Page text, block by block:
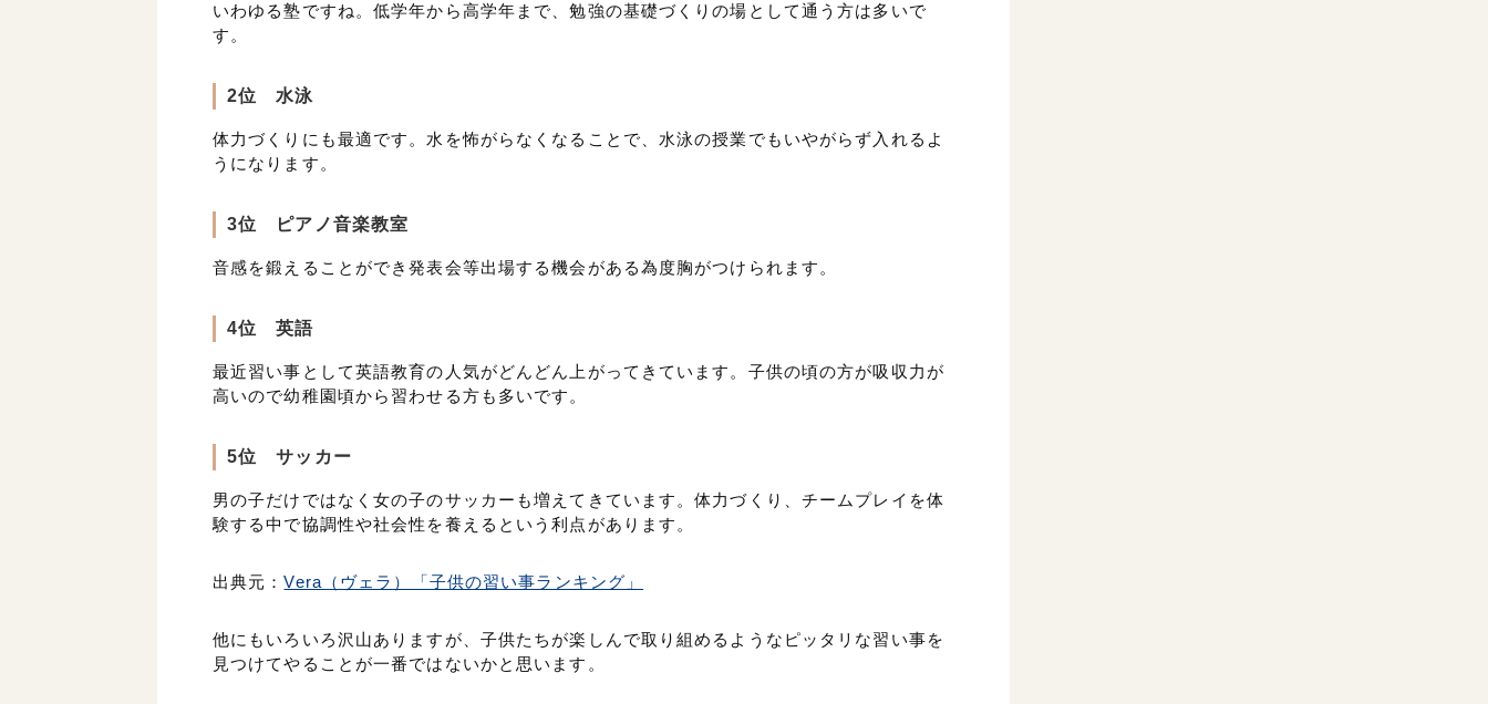
いわゆる塾ですね。低学年から高学年まで、勉強の基礎づくりの場として通う方は多いで
す。
2位 水泳
体力づくりにも最適です。水を怖がらなくなることで、水泳の授業でもいやがらず入れるよ
うになります。
3位 ピアノ音楽教室
音感を鍛えることができ発表会等出場する機会がある為度胸がつけられます。
4位 英語
最近習い事として英語教育の人気がどんどん上がってきています。子供の頃の方が吸収力が
高いので幼稚園頃から習わせる方も多いです。
5位 サッカー
男の子だけではなく女の子のサッカーも増えてきています。体力づくり、チームプレイを体
験する中で協調性や社会性を養えるという利点があります。
出典元：Vera（ヴェラ）「子供の習い事ランキング」
他にもいろいろ沢山ありますが、子供たちが楽しんで取り組めるようなピッタリな習い事を
見つけてやることが一番ではないかと思います。